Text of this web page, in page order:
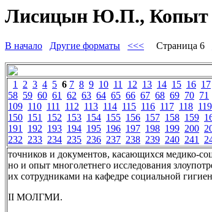
Лисицын Ю.П., Копыт
В начало Другие форматы <<< Страница 6
1 2 3 4 5 6 7 8 9 10 11 12 13 14 15 16 17
58 59 60 61 62 63 64 65 66 67 68 69 70 71
109 110 111 112 113 114 115 116 117 118 119
150 151 152 153 154 155 156 157 158 159
191 192 193 194 195 196 197 198 199 200
232 233 234 235 236 237 238 239 240 241
точников и документов, касающихся медико-
но и опыт многолетнего исследования
их сотрудниками на кафедре социальной
II МОЛГМИ.